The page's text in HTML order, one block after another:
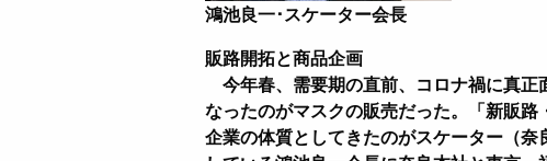
鴻池良一･スケーター会長
販路開拓と商品企画
今年春、需要期の直前、コロナ禍に真正
なったのがマスクの販売だった。「新販
企業の体質としてきたのがスケーター（